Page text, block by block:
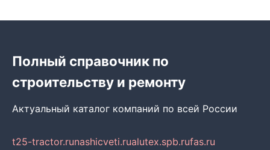
Полный справочник по
строительству и ремонту
Актуальный каталог компаний по всей России
t25-tractor.runashicveti.rualutex.spb.rufas.ru